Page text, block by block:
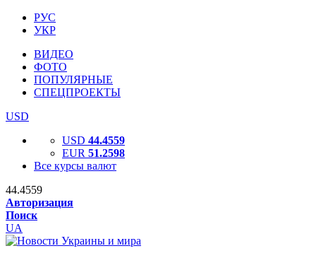
РУС
УКР
ВИДЕО
ФОТО
ПОПУЛЯРНЫЕ
СПЕЦПРОЕКТЫ
USD
USD 44.4559
EUR 51.2598
Все курсы валют
44.4559
Авторизация
Поиск
UA